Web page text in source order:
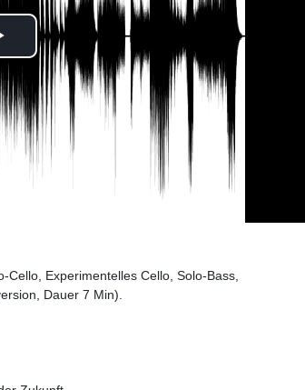
Experimentelles Cello, Solo-Bass,
Dauer 7 Min).